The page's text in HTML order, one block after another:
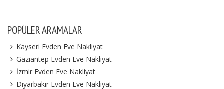
POPÜLER ARAMALAR
Kayseri Evden Eve Nakliyat
Gaziantep Evden Eve Nakliyat
İzmir Evden Eve Nakliyat
Diyarbakır Evden Eve Nakliyat